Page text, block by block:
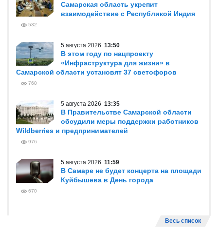
Самарская область укрепит
взаимодействие с Республикой Индия
532
5 августа 2026 13:50
В этом году по нацпроекту
«Инфраструктура для жизни» в
Самарской области установят 37 светофоров
760
5 августа 2026 13:35
В Правительстве Самарской области
обсудили меры поддержки работников
Wildberries и предпринимателей
976
5 августа 2026 11:59
В Самаре не будет концерта на площади
Куйбышева в День города
670
Весь список